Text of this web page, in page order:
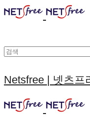
Netsfree | 넷츠프